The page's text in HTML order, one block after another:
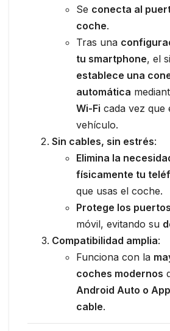
Se conecta al
coche.
Tras una
tu smartphone, el
establece una
automática
Wi-Fi cada vez que
vehículo.
Sin cables, sin estrés:
Elimina la
físicamente tu
que usas el coche.
Protege los
móvil, evitando su
Compatibilidad amplia:
Funciona con la
coches modernos
Android Auto o
cable.